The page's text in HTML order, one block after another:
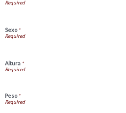
Sexo*
Altura *
Peso*